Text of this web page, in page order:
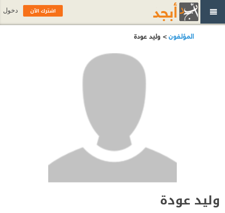
المؤلفون> وليد عودة
وليد عودة
اشترك الآن دخول